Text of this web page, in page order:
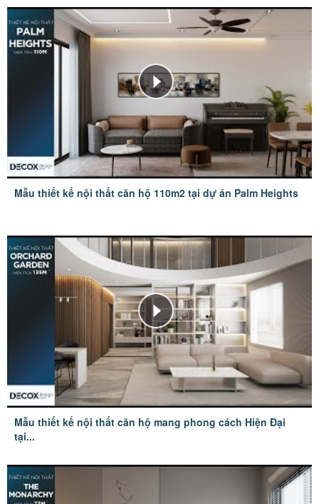
Mẫu thiết kế nội thất căn hộ 110m2 tại dự án Palm Heights
Mẫu thiết kế nội thất căn hộ mang phong cách Hiện Đại
tại...